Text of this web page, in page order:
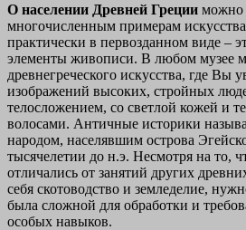
О населении Древней Греции можно
многочисленным примерам
практически в первозданном виде –
элементы живописи. В любом музее
древнегреческого искусства, где Вы
изображений высоких, стройных
телосложением, со светлой кожей и
волосами. Античные историки
народом, населявшим острова
тысячелетии до н.э. Несмотря на то,
отличались от занятий других
себя скотоводство и земледелие,
была сложной для обработки и
особых навыков.